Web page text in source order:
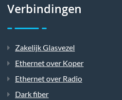
Verbindingen
Zakelijk Glasvezel
Ethernet over Koper
Ethernet over Radio
Dark fiber